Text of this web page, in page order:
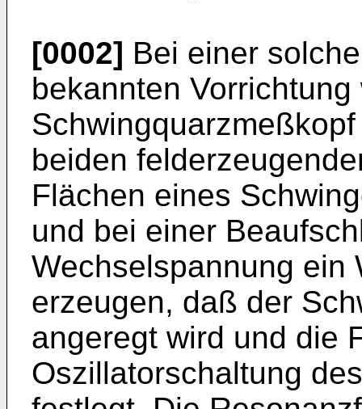
[0002] Bei einer
bekannten Vorrichtung
beiden
Flächen eines
und bei einer
Wechselspannung ein
erzeugen, daß der
angeregt wird und die
Oszillatorschaltung